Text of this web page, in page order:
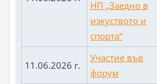
НП „Заедно в
изкуството и
спорта“
11.06.2026 г.
Участие във
форум